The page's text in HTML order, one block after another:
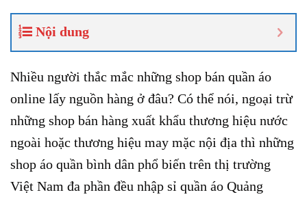
Nội dung
Nhiều người thắc mắc những shop bán quần áo
online lấy nguồn hàng ở đâu? Có thể nói, ngoại trừ
những shop bán hàng xuất khẩu thương hiệu nước
ngoài hoặc thương hiệu may mặc nội địa thì những
shop áo quần bình dân phổ biến trên thị trường
Việt Nam đa phần đều nhập sỉ quần áo Quảng